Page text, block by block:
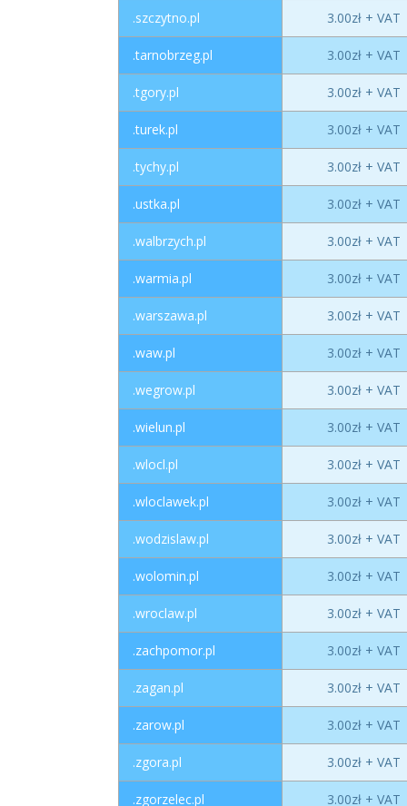
.szczytno.pl 3.00zł + VAT
.tarnobrzeg.pl 3.00zł + VAT
.tgory.pl 3.00zł + VAT
.turek.pl 3.00zł + VAT
.tychy.pl 3.00zł + VAT
.ustka.pl 3.00zł + VAT
.walbrzych.pl 3.00zł + VAT
.warmia.pl 3.00zł + VAT
.warszawa.pl 3.00zł + VAT
.waw.pl 3.00zł + VAT
.wegrow.pl 3.00zł + VAT
.wielun.pl 3.00zł + VAT
.wlocl.pl 3.00zł + VAT
.wloclawek.pl 3.00zł + VAT
.wodzislaw.pl 3.00zł + VAT
.wolomin.pl 3.00zł + VAT
.wroclaw.pl 3.00zł + VAT
.zachpomor.pl 3.00zł + VAT
.zagan.pl 3.00zł + VAT
.zarow.pl 3.00zł + VAT
.zgora.pl 3.00zł + VAT
.zgorzelec.pl 3.00zł + VAT